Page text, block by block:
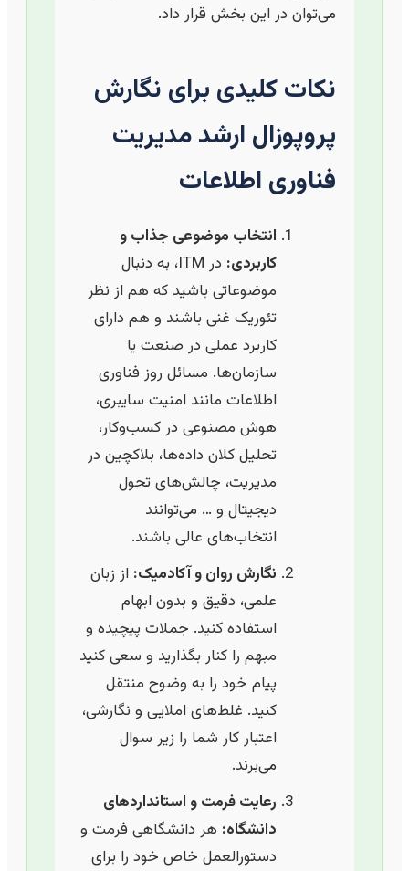
می‌توان در این بخش قرار داد.
نکات کلیدی برای نگارش
پروپوزال ارشد مدیریت
فناوری اطلاعات
انتخاب موضوعی جذاب و
کاربردی:
در ITM، به دنبال
موضوعاتی باشید که هم از نظر
تئوریک غنی باشند و هم دارای
کاربرد عملی در صنعت یا
سازمان‌ها. مسائل روز فناوری
اطلاعات مانند امنیت سایبری،
هوش مصنوعی در کسب‌وکار،
تحلیل کلان داده‌ها، بلاکچین در
مدیریت، چالش‌های تحول
دیجیتال و … می‌توانند
انتخاب‌های عالی باشند.
نگارش روان و آکادمیک: از زبان
علمی، دقیق و بدون ابهام
استفاده کنید. جملات پیچیده و
مبهم را کنار بگذارید و سعی کنید
پیام خود را به وضوح منتقل
کنید. غلط‌های املایی و نگارشی،
اعتبار کار شما را زیر سوال
می‌برند.
رعایت فرمت و استانداردهای
دانشگاه: هر دانشگاهی فرمت و
دستورالعمل خاص خود را برای